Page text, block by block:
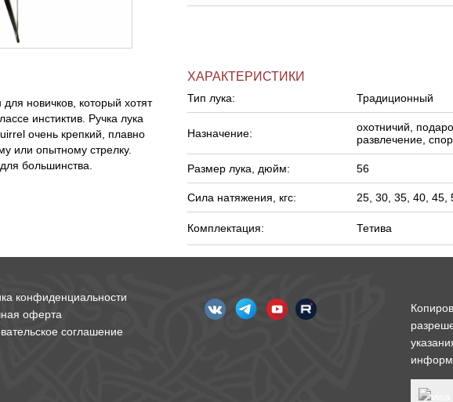
новичков, который хотят
инстиктив. Ручка лука
очень крепкий, плавно
или опытному стрелку.
большинства.
ХАРАКТЕРИСТИКИ
Тип лука: Традиционный
Назначение:
охотничий,
развлечение,
Размер лука, дюйм: 56
Сила натяжения, кгс: 25, 30, 35, 40, 45,
Комплектация: Тетива
конфиденциальности
оферта
соглашение